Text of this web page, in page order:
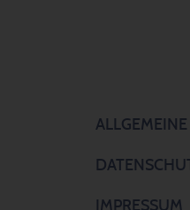
IMPRESSUM